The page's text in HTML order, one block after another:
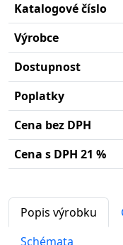
Katalogové číslo
Výrobce
Dostupnost
Poplatky
Cena bez DPH
Cena s DPH 21 %
Popis výrobku
Schémata